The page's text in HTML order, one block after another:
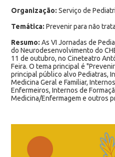
Organização: Serviço de
Temática: Prevenir para não
Resumo: As VI Jornadas de
do Neurodesenvolvimento do
11 de outubro, no Cineteatro
Feira. O tema principal é
principal público alvo Pediatras,
Medicina Geral e Familiar,
Enfermeiros, Internos de
Medicina/Enfermagem e outros